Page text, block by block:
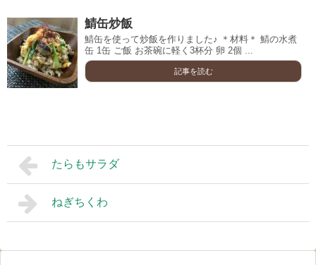
鯖缶炒飯
鯖缶を使って炒飯を作りました♪ ＊材料＊ 鯖の水煮
缶 1缶 ご飯 お茶碗に軽く3杯分 卵 2個 ...
記事を読む
たらもサラダ
ねぎちくわ